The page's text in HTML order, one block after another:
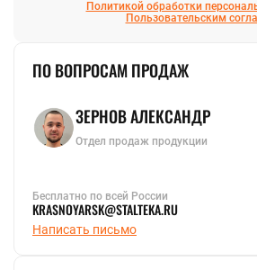
Политикой обработки
Пользовательским
ПО ВОПРОСАМ ПРОДАЖ
ЗЕРНОВ АЛЕКСАНДР
Отдел продаж продукции
Бесплатно по всей России
KRASNOYARSK@STALTEKA.RU
Написать письмо